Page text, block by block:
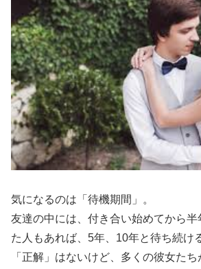
気になるのは「待機期間」。
友達の中には、付き合い始めてから
た人もあれば、5年、10年と待ち続け
「正解」はないけど、多くの彼女た